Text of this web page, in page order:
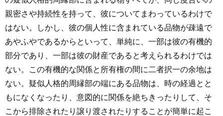
親密さや持続性を持って、彼についてまわっているわけで
はない。しかし、彼の個人性に含まれている品物が疎遠で
あやふやであるからといって、単純に、一部は彼の有機的
部分であり、一部は彼の財産であると考えられるわけでは
ない。この有機的な関係と所有権の間に二者択一の余地は
ない。疑似人格的周縁部の端にある品物は、時の経過とと
もになくなったり、意図的に関係を絶ちきったりして、そ
こから排除されたり譲り渡されたりすることが簡単に起こ